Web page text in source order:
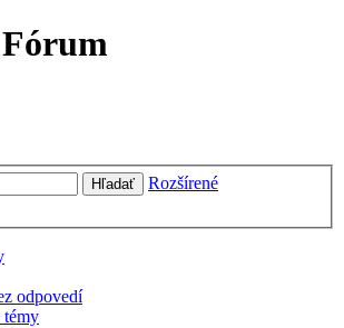
Hľadať
Rozšírené
odpovedí